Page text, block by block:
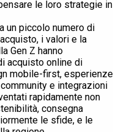
le loro strategie in
un piccolo numero di
i valori e la
Gen Z hanno
acquisto online di
mobile-first, esperienze
e integrazioni
rapidamente non
consegna
le sfide, e le